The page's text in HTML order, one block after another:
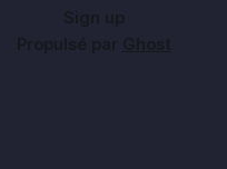
Sign up
Propulsé par Ghost